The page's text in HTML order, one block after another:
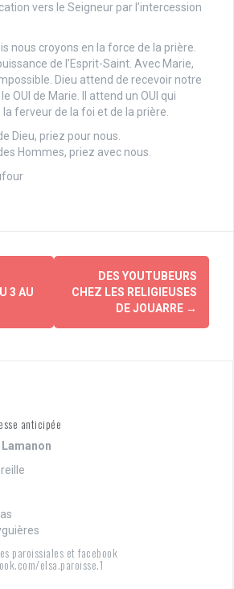
vers le Seigneur par l’intercession
nous croyons en la force de la prière.
de l’Esprit-Saint. Avec Marie,
Dieu attend de recevoir notre
OUI de Marie. Il attend un OUI qui
ferveur de la foi et de la prière.
Dieu, priez pour nous.
Hommes, priez avec nous.
3 AU
DES YOUTUBEURS
CHEZ LES RELIGIEUSES
DE JOUARRE →
anticipée
paroissiales et facebook
elsa.paroisse.1